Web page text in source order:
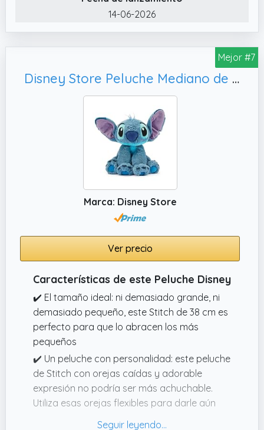
cualquier espacio de colección de Disney.
14-06-2026
Mejor #7
Disney Store Peluche Mediano de Stitch, para Todas Las Edades
Marca: Disney Store
Ver precio
Características de este Peluche Disney
✔️ El tamaño ideal: ni demasiado grande, ni
demasiado pequeño, este Stitch de 38 cm es
perfecto para que lo abracen los más
pequeños
✔️ Un peluche con personalidad: este peluche
de Stitch con orejas caídas y adorable
expresión no podría ser más achuchable.
Utiliza esas orejas flexibles para darle aún